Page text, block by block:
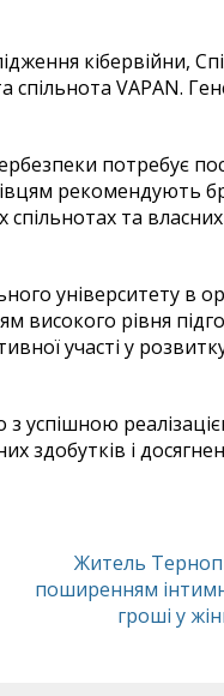
кібервійни,
спільнота VAPAN.
потребує
рекомендують
та
університету в
високого рівня
участі у
з успішною
здобутків і
Житель
поширенням
гроші у